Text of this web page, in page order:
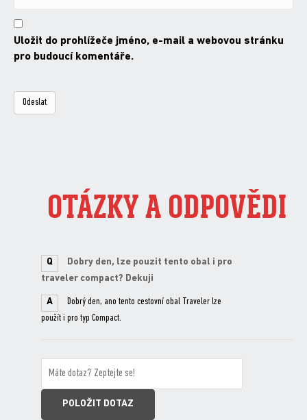
Uložit do prohlížeče jméno, e-mail a webovou stránku
pro budoucí komentáře.
OTÁZKY A ODPOVĚDI
Q
Dobry den, lze pouzit tento obal i pro
traveler compact? Dekuji
A
Dobrý den, ano tento cestovní obal Traveler lze
použít i pro typ Compact.